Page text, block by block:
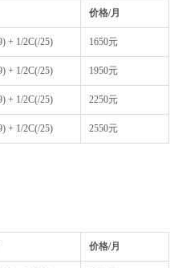
价格/月
+ 1/2C(/25) 1650元
+ 1/2C(/25) 1950元
+ 1/2C(/25) 2250元
+ 1/2C(/25) 2550元
价格/月